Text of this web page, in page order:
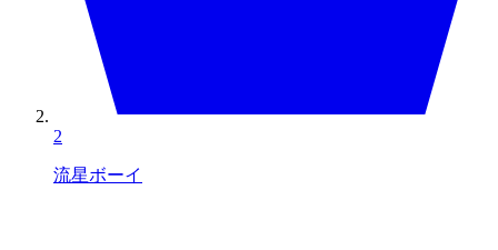
2
流星ボーイ